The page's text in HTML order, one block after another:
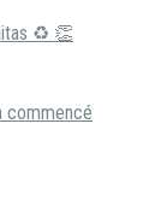
♻ 👏
commencé